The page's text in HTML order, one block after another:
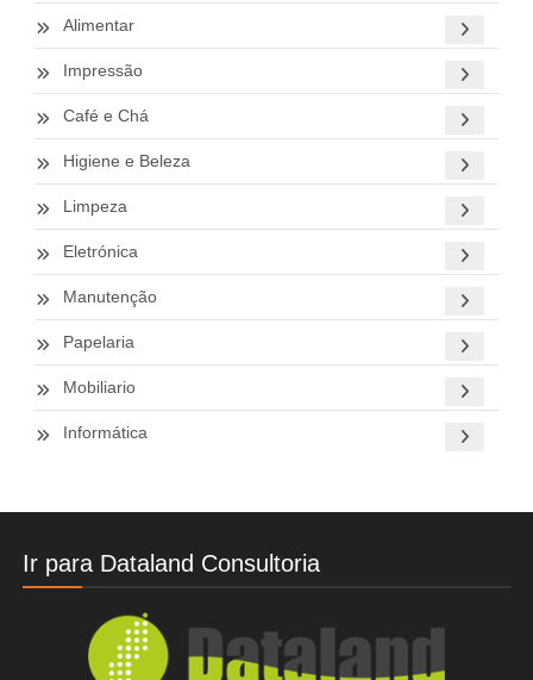
Alimentar
Impressão
Café e Chá
Higiene e Beleza
Limpeza
Eletrónica
Manutenção
Papelaria
Mobiliario
Informática
Ir para Dataland Consultoria